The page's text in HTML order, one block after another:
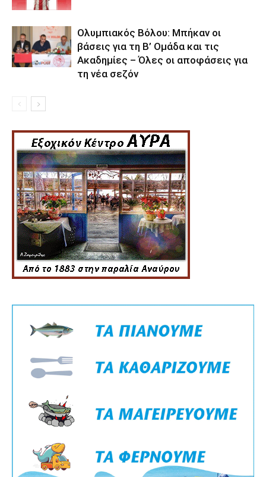
Ολυμπιακός Βόλου: Μπήκαν οι
βάσεις για τη Β’ Ομάδα και τις
Ακαδημίες – Όλες οι αποφάσεις για
τη νέα σεζόν